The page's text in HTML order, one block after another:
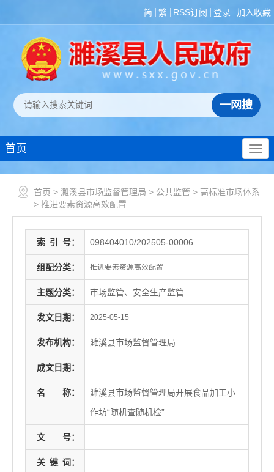
简 繁 RSS订阅 登录 加入收藏
首页
首页 > 濉溪县市场监督管理局 > 公共监管 > 高标准市场体系
> 推进要素资源高效配置
索 引 号： 098404010/202505-00006
组配分类： 推进要素资源高效配置
主题分类： 市场监管、安全生产监管
发文日期： 2025-05-15
发布机构： 濉溪县市场监督管理局
成文日期：
名 称：
濉溪县市场监督管理局开展食品加工小
作坊“随机查随机检”
文 号：
关 键 词：